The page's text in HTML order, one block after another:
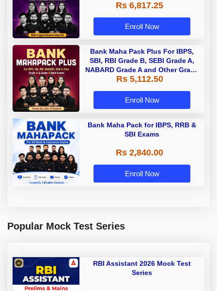
Rs 6,817.25
Enroll Now
Bank Maha Pack Plus For IBPS,
SBI, RBI Grade B, SEBI Grade A,
NABARD Grade A and Other Grade
A & Grade B Bank Exams
Rs 5,112.50
Enroll Now
Bank Maha Pack for IBPS, RRB &
SBI Exams
Rs 2,840.00
Enroll Now
Popular Mock Test Series
RBI Assistant 2026 Mock Test
Series